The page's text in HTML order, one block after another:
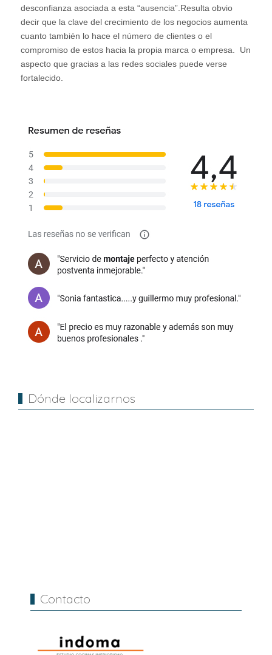
desconfianza asociada a esta “ausencia”.Resulta obvio
decir que la clave del crecimiento de los negocios aumenta
cuanto también lo hace el número de clientes o el
compromiso de estos hacia la propia marca o empresa. Un
aspecto que gracias a las redes sociales puede verse
fortalecido.
Dónde localizarnos
Contacto